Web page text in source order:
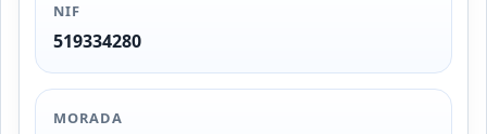
NIF
519334280
MORADA